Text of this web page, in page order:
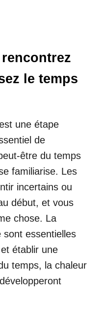
le temps
une étape
de
être du temps
familiarise. Les
incertains ou
début, et vous
chose. La
sont essentielles
établir une
temps, la chaleur